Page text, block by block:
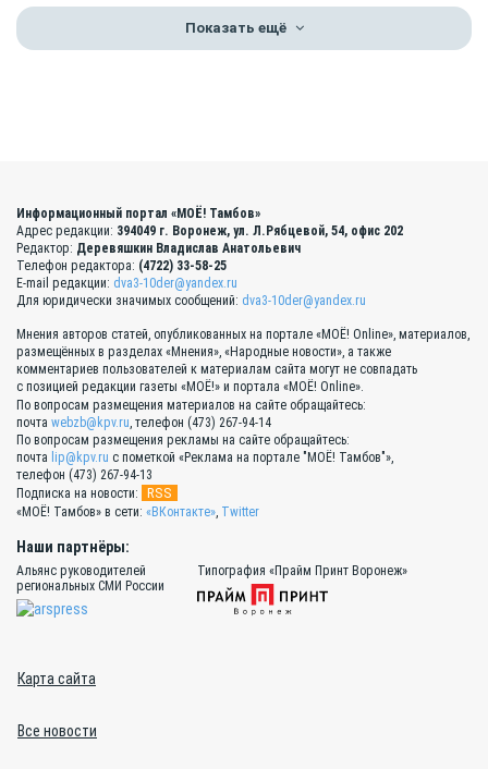
Показать ещё
Информационный портал «МОЁ! Тамбов»
Адрес редакции: 394049 г. Воронеж, ул. Л.Рябцевой, 54, офис 202
Редактор: Деревяшкин Владислав Анатольевич
Телефон редактора: (4722) 33-58-25
E-mail редакции: dva3-10der@yandex.ru
Для юридически значимых сообщений: dva3-10der@yandex.ru
Мнения авторов статей, опубликованных на портале «МОЁ! Online», материалов,
размещённых в разделах «Мнения», «Народные новости», а также
комментариев пользователей к материалам сайта могут не совпадать
с позицией редакции газеты «МОЁ!» и портала «МОЁ! Online».
По вопросам размещения материалов на сайте обращайтесь:
почта webzb@kpv.ru, телефон (473) 267-94-14
По вопросам размещения рекламы на сайте обращайтесь:
почта lip@kpv.ru с пометкой «Реклама на портале "МОЁ! Тамбов"»,
телефон (473) 267-94-13
Подписка на новости:
RSS
«МОЁ! Тамбов» в сети: «ВКонтакте», Twitter
Наши партнёры:
Альянс руководителей
региональных СМИ России
Типография «Прайм Принт Воронеж»
Карта сайта
Все новости